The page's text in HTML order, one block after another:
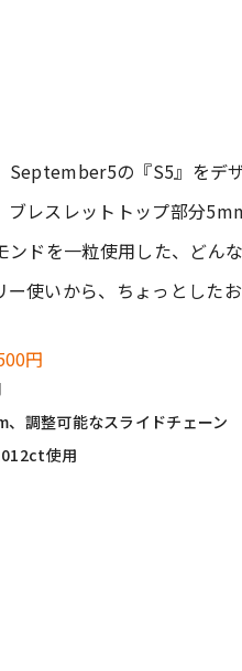
September5の『S5』を
ブレスレットトップ部分
ドを一粒使用した、どん
使いから、ちょっとした
調整可能なスライドチェーン
使用